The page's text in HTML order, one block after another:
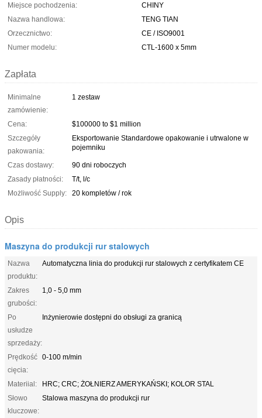
Miejsce pochodzenia:
CHINY
Nazwa handlowa:
TENG TIAN
Orzecznictwo:
CE / ISO9001
Numer modelu:
CTL-1600 x 5mm
Zapłata
Minimalne
zamówienie:
1 zestaw
Cena:
$100000 to $1 million
Szczegóły
pakowania:
Eksportowanie Standardowe opakowanie i utrwalone w
pojemniku
Czas dostawy:
90 dni roboczych
Zasady płatności:
T/t, l/c
Możliwość Supply:
20 kompletów / rok
Opis
Maszyna do produkcji rur stalowych
Nazwa
produktu:
Automatyczna linia do produkcji rur stalowych z certyfikatem CE
Zakres
grubości:
1,0 - 5,0 mm
Po
usłudze
sprzedaży:
Inżynierowie dostępni do obsługi za granicą
Prędkość
cięcia:
0-100 m/min
Materiial:
HRC; CRC; ŻOŁNIERZ AMERYKAŃSKI; KOLOR STAL
Słowo
kluczowe:
Stalowa maszyna do produkcji rur